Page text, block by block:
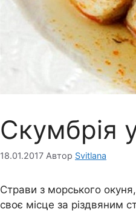
Скумбрія
18.01.2017 Автор Svitlana
Страви з морського
своє місце за різдвяним